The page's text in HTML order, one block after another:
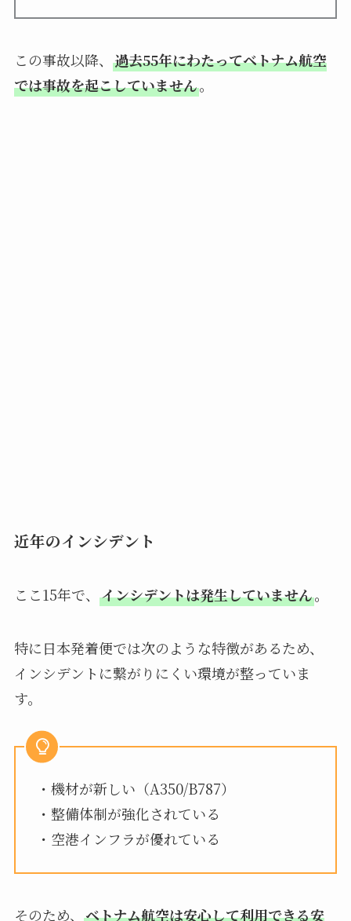
この事故以降、 過去55年にわたってベトナム航空
では事故を起こしていません。
近年のインシデント
ここ15年で、 インシデントは発生していません。
特に日本発着便では次のような特徴があるため、
インシデントに繋がりにくい環境が整っていま
す。
・機材が新しい（A350/B787）
・整備体制が強化されている
・空港インフラが優れている
そのため、 ベトナム航空は安心して利用できる安